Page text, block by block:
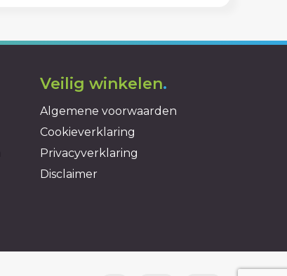
Veilig winkelen.
Algemene voorwaarden
Cookieverklaring
Privacyverklaring
Disclaimer